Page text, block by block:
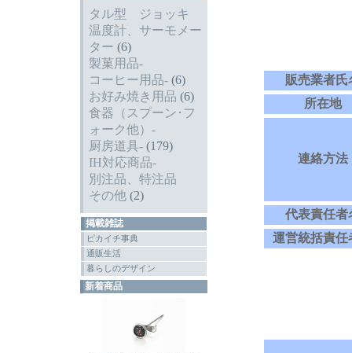
タル型 ジョッキ
温度計、サーモメー
ター (6)
製菓用品-
コーヒー用品- (6)
お好み焼き用品 (6)
食器（スプーン･フ
ォーク他）-
厨房道具- (179)
IH対応商品-
別注品、特注品
その他 (2)
掲載雑誌
ピカイチ事典
通販生活
暮らしのデザイン
新着商品
販売業者氏
所在地
連絡方法
代表責任者
運営統括責任